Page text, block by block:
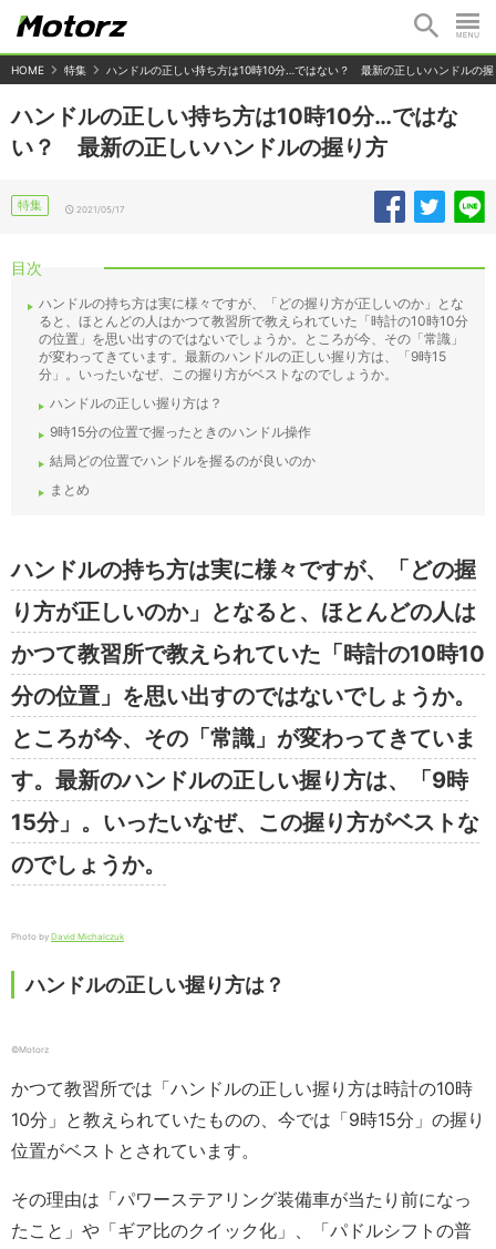
HOME 特集 ハンドルの正しい持ち方は10時10分…ではない？ 最新の正しいハンドルの握
ハンドルの正しい持ち方は10時10分…ではな
い？ 最新の正しいハンドルの握り方
特集 2021/05/17
目次
ハンドルの持ち方は実に様々ですが、「どの握り方が正しいのか」とな
ると、ほとんどの人はかつて教習所で教えられていた「時計の10時10分
の位置」を思い出すのではないでしょうか。ところが今、その「常識」
が変わってきています。最新のハンドルの正しい握り方は、「9時15
分」。いったいなぜ、この握り方がベストなのでしょうか。
ハンドルの正しい握り方は？
9時15分の位置で握ったときのハンドル操作
結局どの位置でハンドルを握るのが良いのか
まとめ
ハンドルの持ち方は実に様々ですが、「どの握
り方が正しいのか」となると、ほとんどの人は
かつて教習所で教えられていた「時計の10時10
分の位置」を思い出すのではないでしょうか。
ところが今、その「常識」が変わってきていま
す。最新のハンドルの正しい握り方は、「9時
15分」。いったいなぜ、この握り方がベストな
のでしょうか。
Photo by David Michalczuk
ハンドルの正しい握り方は？
©️Motorz
かつて教習所では「ハンドルの正しい握り方は時計の10時
10分」と教えられていたものの、今では「9時15分」の握り
位置がベストとされています。
その理由は「パワーステアリング装備車が当たり前になっ
たこと」や「ギア比のクイック化」、「パドルシフトの普